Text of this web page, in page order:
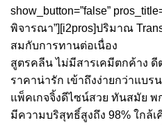
show_button=”false”
พิจารณา”][i2pros]ปริมาณ
สมกับการทานต่อเนื่อง
สูตรคลีน ไม่มีสารเคมีตกค้าง ดี
ราคาน่ารัก เข้าถึงง่ายกว่าแบร
แพ็คเกจจิ้งดีไซน์สวย ทันสมัย พ
มีความบริสุทธิ์สูงถึง 98% ใกล้เ